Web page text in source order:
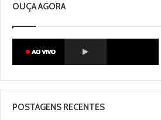
OUÇA AGORA
POSTAGENS RECENTES